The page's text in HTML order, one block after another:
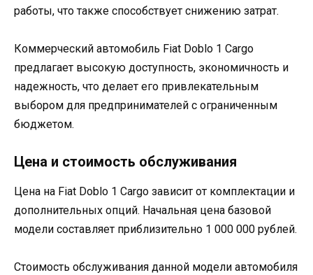
работы, что также способствует снижению затрат.
Коммерческий автомобиль Fiat Doblo 1 Cargo
предлагает высокую доступность, экономичность и
надежность, что делает его привлекательным
выбором для предпринимателей с ограниченным
бюджетом.
Цена и стоимость обслуживания
Цена на Fiat Doblo 1 Cargo зависит от комплектации и
дополнительных опций. Начальная цена базовой
модели составляет приблизительно 1 000 000 рублей.
Стоимость обслуживания данной модели автомобиля